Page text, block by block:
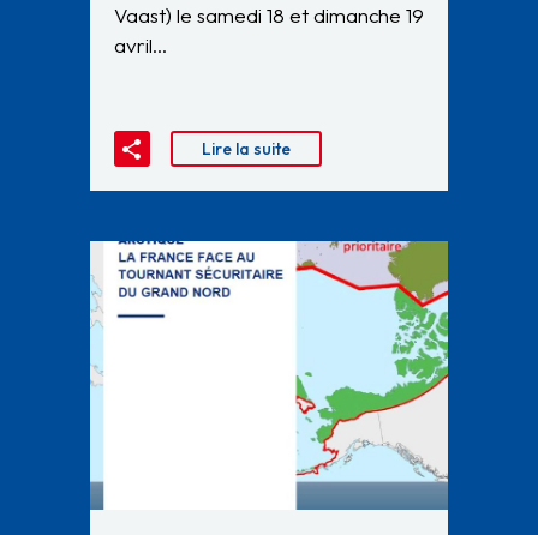
Vaast) le samedi 18 et dimanche 19
avril…
Lire la suite